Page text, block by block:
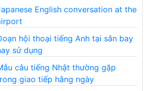
English conversation at the
hội thoại tiếng Anh tại sân bay
sử dụng
câu tiếng Nhật thường gặp
giao tiếp hằng ngày